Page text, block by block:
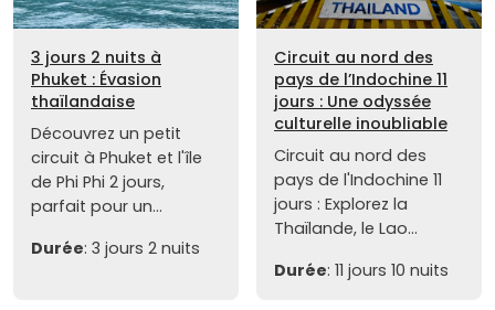
3 jours 2 nuits à
Phuket : Évasion
thaïlandaise
Découvrez un petit
circuit à Phuket et l'île
de Phi Phi 2 jours,
parfait pour un...
Durée: 3 jours 2 nuits
Circuit au nord des
pays de l’Indochine 11
jours : Une odyssée
culturelle inoubliable
Circuit au nord des
pays de l'Indochine 11
jours : Explorez la
Thaïlande, le Lao...
Durée: 11 jours 10 nuits